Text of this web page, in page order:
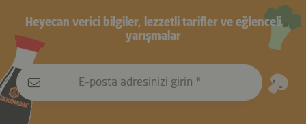
Heyecan verici bilgiler, lezzetli tarifler ve eğlenceli
yarışmalar
E-posta adresinizi girin